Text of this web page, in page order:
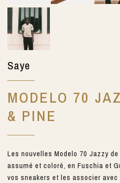
Saye
MODELO 70
& PINE
Les nouvelles Modelo 70 Jazzy
assumé et coloré, en Fuschia et
vos sneakers et les associer